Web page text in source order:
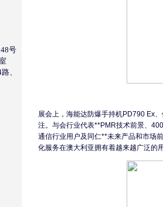
号
、
展会上，海能达防爆手持机PD790 Ex
注。与会行业代表**PMR技术前景、
通信行业用户及同仁**未来产品和市场
化服务在澳大利亚拥有着越来越广泛的